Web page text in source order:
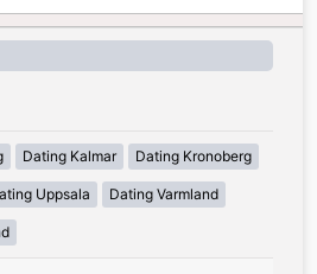
Dating Kalmar Dating Kronoberg
Uppsala Dating Varmland